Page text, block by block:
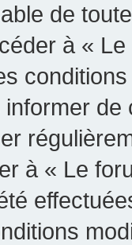
de
à «
à « Le